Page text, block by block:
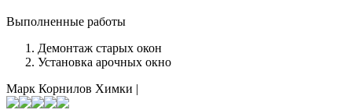
Выполненные работы
Демонтаж старых окон
Установка арочных окно
Марк Корнилов Химки |